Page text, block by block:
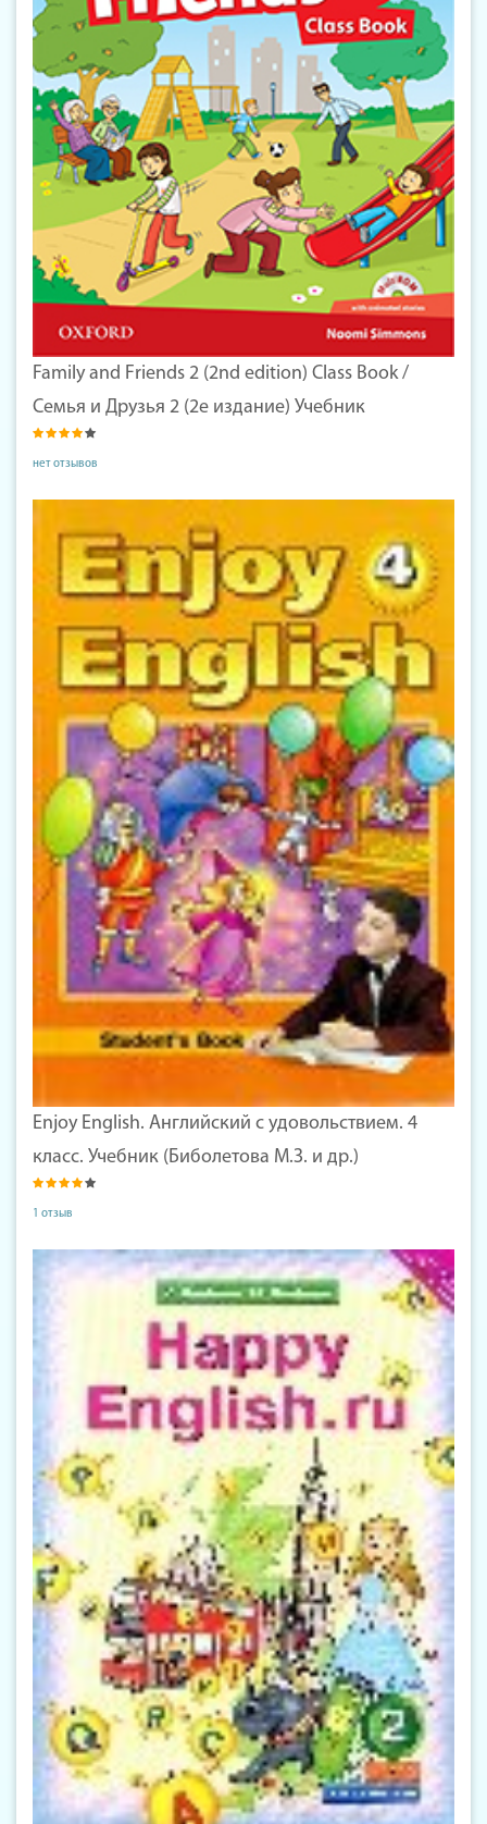
Family and Friends 2 (2nd edition) Class Book /
Семья и Друзья 2 (2е издание) Учебник
нет отзывов
Enjoy English. Английский с удовольствием. 4
класс. Учебник (Биболетова М.З. и др.)
1 отзыв